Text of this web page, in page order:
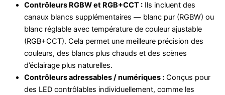
Contrôleurs RGBW et RGB+CCT : Ils incluent des
canaux blancs supplémentaires — blanc pur (RGBW) ou
blanc réglable avec température de couleur ajustable
(RGB+CCT). Cela permet une meilleure précision des
couleurs, des blancs plus chauds et des scènes
d’éclairage plus naturelles.
Contrôleurs adressables / numériques : Conçus pour
des LED contrôlables individuellement, comme les